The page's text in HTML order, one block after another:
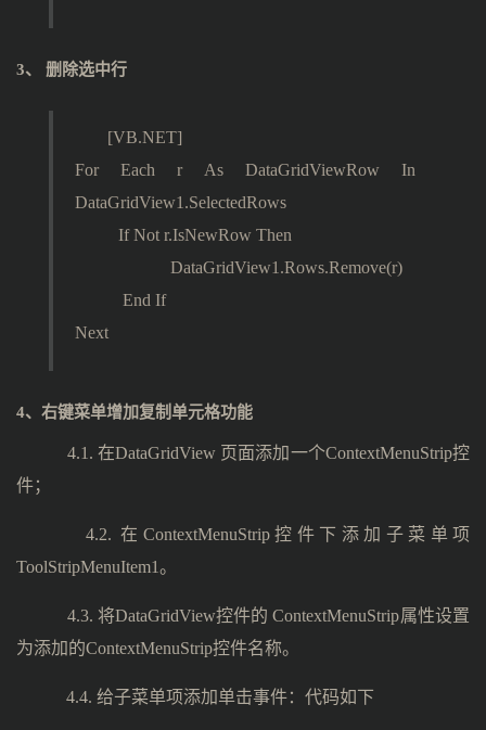
3、 删除选中行
[VB.NET]
For Each r As DataGridViewRow In
DataGridView1.SelectedRows
If Not r.IsNewRow Then
DataGridView1.Rows.Remove(r)
End If
Next
4、右键菜单增加复制单元格功能
4.1. 在DataGridView 页面添加一个ContextMenuStrip控
件；
4.2. 在ContextMenuStrip控件下添加子菜单项
ToolStripMenuItem1。
4.3. 将DataGridView控件的 ContextMenuStrip属性设置
为添加的ContextMenuStrip控件名称。
4.4. 给子菜单项添加单击事件：代码如下